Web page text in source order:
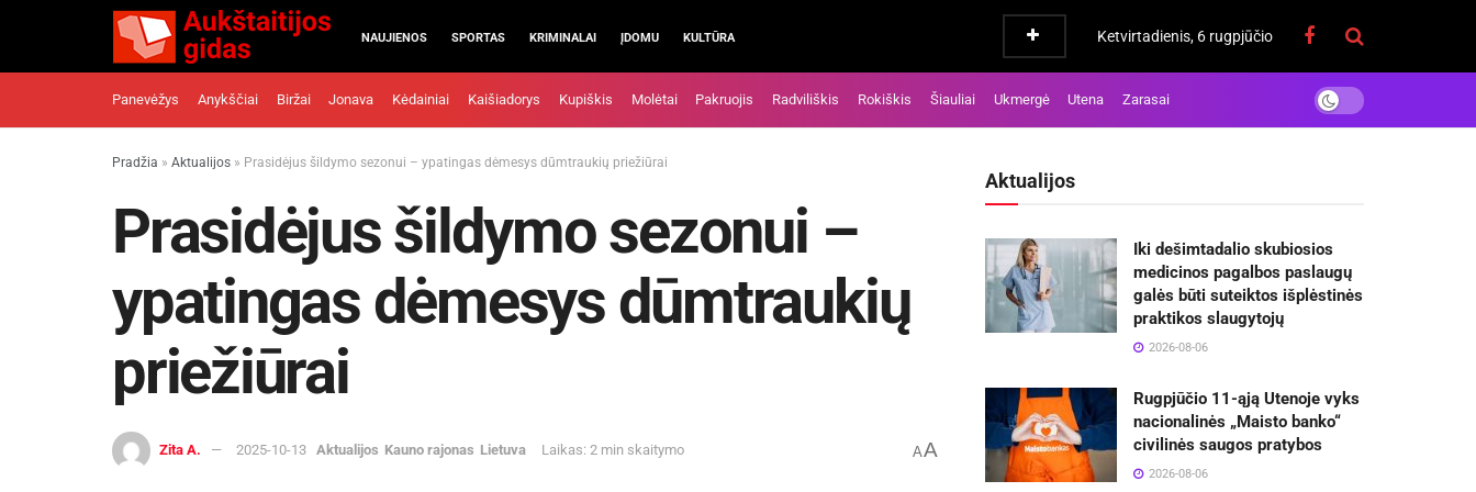
NAUJIENOS SPORTAS KRIMINALAI ĮDOMU KULTŪRA Ketvirtadienis, 6 rugpjūčio
Panevėžys Anykščiai Biržai Jonava Kėdainiai Kaišiadorys Kupiškis Molėtai Pakruojis Radviliškis Rokiškis Šiauliai Ukmergė Utena Zarasai
Pradžia » Aktualijos » Prasidėjus šildymo sezonui – ypatingas dėmesys dūmtraukių priežiūrai
Prasidėjus šildymo sezonui –
ypatingas dėmesys dūmtraukių
priežiūrai
Zita A. 2025-10-13 Aktualijos Kauno rajonas Lietuva Laikas: 2 min skaitymo AA
Aktualijos
Iki dešimtadalio skubiosios
medicinos pagalbos paslaugų
galės būti suteiktos išplėstinės
praktikos slaugytojų
2026-08-06
Rugpjūčio 11-ąją Utenoje vyks
nacionalinės „Maisto banko“
civilinės saugos pratybos
2026-08-06